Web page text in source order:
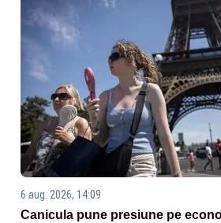
6 aug. 2026, 14:09
Canicula pune presiune pe